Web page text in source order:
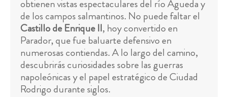
obtienen vistas espectaculares del río Águeda y
de los campos salmantinos. No puede faltar el
Castillo de Enrique II, hoy convertido en
Parador, que fue baluarte defensivo en
numerosas contiendas. A lo largo del camino,
descubrirás curiosidades sobre las guerras
napoleónicas y el papel estratégico de Ciudad
Rodrigo durante siglos.